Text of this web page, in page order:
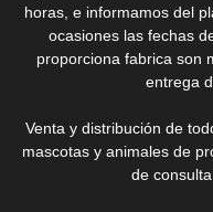
horas, e informamos del
ocasiones las fechas
proporciona fabrica son
entrega
Venta y distribución de
mascotas y animales de
de